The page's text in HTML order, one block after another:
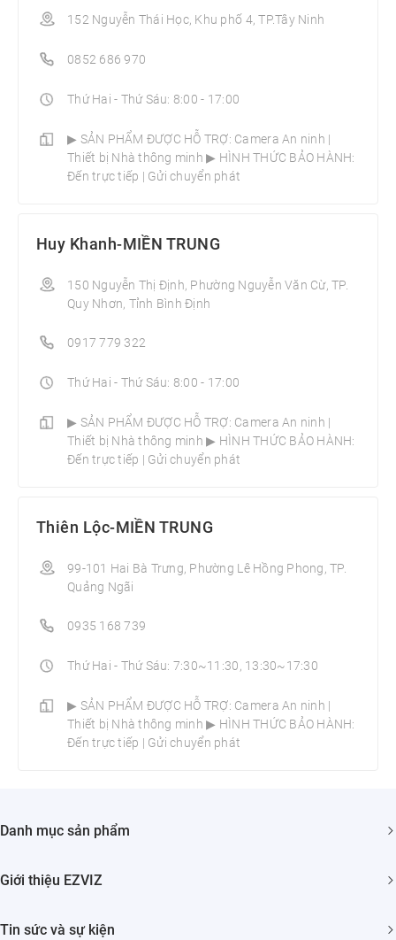
152 Nguyễn Thái Học, Khu phố 4, TP.Tây Ninh
0852 686 970
Thứ Hai - Thứ Sáu: 8:00 - 17:00
▶ SẢN PHẨM ĐƯỢC HỖ TRỢ: Camera An ninh |
Thiết bị Nhà thông minh­ ▶ HÌNH THỨC BẢO HÀNH:
Đến trực tiếp | Gửi chuyển phát
Huy Khanh-MIỀN TRUNG
150 Nguyễn Thị Định, Phường Nguyễn Văn Cừ, TP.
Quy Nhơn, Tỉnh Bình Định
0917 779 322
Thứ Hai - Thứ Sáu: 8:00 - 17:00
▶ SẢN PHẨM ĐƯỢC HỖ TRỢ: Camera An ninh |
Thiết bị Nhà thông minh­ ▶ HÌNH THỨC BẢO HÀNH:
Đến trực tiếp | Gửi chuyển phát
Thiên Lộc-MIỀN TRUNG
99-101 Hai Bà Trưng, Phường Lê Hồng Phong, TP.
Quảng Ngãi
0935 168 739
Thứ Hai - Thứ Sáu: 7:30~11:30, 13:30~17:30
▶ SẢN PHẨM ĐƯỢC HỖ TRỢ: Camera An ninh |
Thiết bị Nhà thông minh­ ▶ HÌNH THỨC BẢO HÀNH:
Đến trực tiếp | Gửi chuyển phát
Danh mục sản phẩm
Giới thiệu EZVIZ
Tin sức và sự kiện